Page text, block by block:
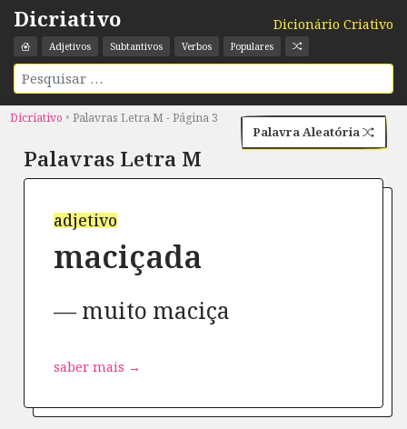
Dicriativo Dicionário Criativo
Adjetivos Subtantivos Verbos Populares
Dicriativo • Palavras Letra M - Página 3
Palavra Aleatória
Palavras Letra M
adjetivo
maciçada
muito maciça
saber mais →